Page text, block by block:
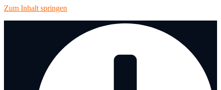
Zum Inhalt springen